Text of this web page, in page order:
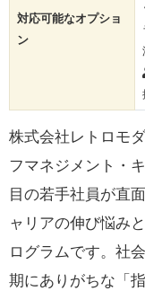
対応可能なオプショ
ン
株式会社レトロモ
フマネジメント・
目の若手社員が直
ャリアの伸び悩み
ログラムです。社
期にありがちな「